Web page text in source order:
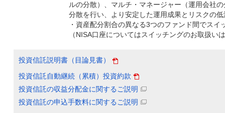
ルの分散）、マルチ・マネージャー（運用会社
分散を行い、より安定した運用成果とリスクの
・資産配分割合の異なる3つのファンド間でスイ
（NISA口座についてはスイッチングのお取扱い
投資信託説明書（目論見書）
投資信託自動継続（累積）投資約款
投資信託の収益分配金に関するご説明
投資信託の申込手数料に関するご説明